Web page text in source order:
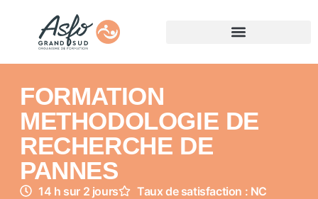
FORMATION
METHODOLOGIE DE
RECHERCHE DE
PANNES
14 h sur 2 jours
Taux de satisfaction : NC